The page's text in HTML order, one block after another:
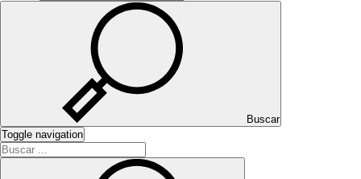
Buscar
Toggle navigation